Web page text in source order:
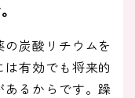
炭酸リチウムを
有効でも将来的
るからです。躁